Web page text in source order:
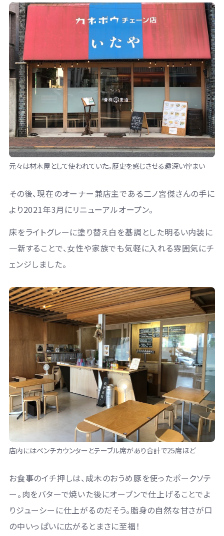
元々は材木屋として使われていた。歴史を感じさせる趣深い佇まい
その後、現在のオーナー兼店主である二ノ宮傑さんの手に
より2021年3月にリニューアルオープン。
床をライトグレーに塗り替え白を基調とした明るい内装に
一新することで、女性や家族でも気軽に入れる雰囲気にチ
ェンジしました。
店内にはベンチカウンターとテーブル席があり合計で25席ほど
お食事のイチ押しは、成木のおうめ豚を使ったポークソテ
ー。肉をバターで焼いた後にオーブンで仕上げることでよ
りジューシーに仕上がるのだそう。脂身の自然な甘さが口
の中いっぱいに広がるとまさに至福！